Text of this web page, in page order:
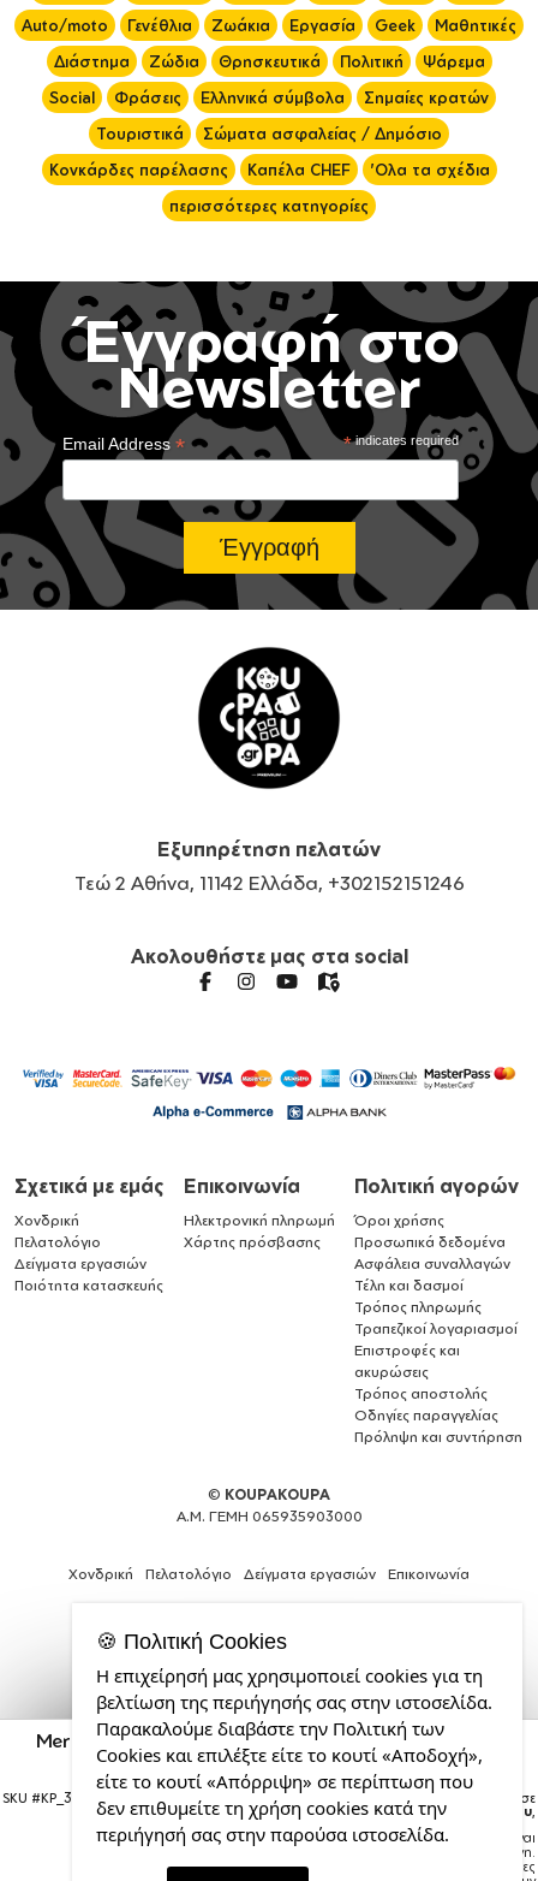
Merry christmas chimney, Κούπα Ανοξείδωτη διπλού
τοιχώματος 300ml με καπάκι διατήρησης
θερμοκρασίας
SKU #KP_3960_metal-mug-big Η παραγγελία σας θα παραδοθεί σε
courier έως τηνΤρίτη 18 Αυγούστου,
Σημείωση:Η παράδοση στο courier είναι
εκτιμώμενη.
1–3 εργάσιμες
Auto/moto
Γενέθλια Ζωάκια Εργασία Geek
Μαθητικές
Διάστημα
Ζώδια Θρησκευτικά Πολιτική
Ψάρεμα
Social
Φράσεις Ελληνικά σύμβολα
Σημαίες κρατών
Τουριστικά
Σώματα ασφαλείας / Δημόσιο
Κονκάρδες παρέλασης
Καπέλα CHEF
'Ολα τα σχέδια
περισσότερες κατηγορίες
Έγγραφή στο
Newsletter
*indicates required
Email Address*
Εξυπηρέτηση πελατών
Τεώ 2 Αθήνα, 11142 Ελλάδα, +302152151246
Ακολουθήστε μας στα social
Σχετικά με εμάς
Χονδρική
Πελατολόγιο
Δείγματα εργασιών
Ποιότητα κατασκευής
Επικοινωνία
Ηλεκτρονική πληρωμή
Χάρτης πρόσβασης
Πολιτική αγορών
Όροι χρήσης
Προσωπικά δεδομένα
Ασφάλεια συναλλαγών
Τέλη και δασμοί
Τρόπος πληρωμής
Τραπεζικοί λογαριασμοί
Επιστροφές και
ακυρώσεις
Τρόπος αποστολής
Οδηγίες παραγγελίας
Πρόληψη και συντήρηση
© KOUPAKOUPA
Α.Μ. ΓΕΜΗ 065935903000
Χονδρική Πελατολόγιο Δείγματα εργασιών Επικοινωνία
Expert
Web
Development
Services
από
την
CDL.gr
🍪 Πολιτική Cookies
Η επιχείρησή μας χρησιμοποιεί cookies για τη
βελτίωση της περιήγησής σας στην ιστοσελίδα.
Παρακαλούμε διαβάστε την Πολιτική των
Cookies και επιλέξτε είτε το κουτί «Αποδοχή»,
είτε το κουτί «Απόρριψη» σε περίπτωση που
δεν επιθυμείτε τη χρήση cookies κατά την
περιήγησή σας στην παρούσα ιστοσελίδα.